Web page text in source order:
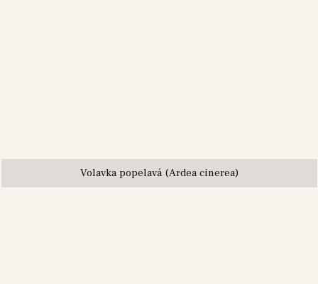
Volavka popelavá (Ardea cinerea)